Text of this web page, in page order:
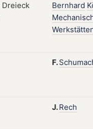
Bernhard
F.
J.Rech